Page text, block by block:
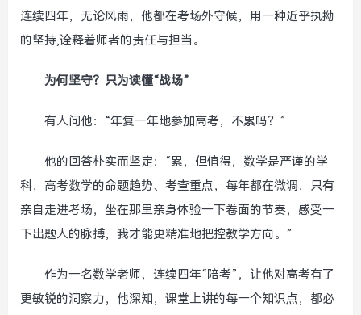
连续四年，无论风雨，他都在考场外守候，用一种近乎执拗
的坚持,诠释着师者的责任与担当。
为何坚守？只为读懂“战场”
有人问他：“年复一年地参加高考，不累吗？”
他的回答朴实而坚定：“累，但值得，数学是严谨的学
科，高考数学的命题趋势、考查重点，每年都在微调，只有
亲自走进考场，坐在那里亲身体验一下卷面的节奏，感受一
下出题人的脉搏，我才能更精准地把控教学方向。”
作为一名数学老师，连续四年“陪考”，让他对高考有了
更敏锐的洞察力，他深知，课堂上讲的每一个知识点，都必